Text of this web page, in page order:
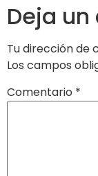
Deja
Tu dirección de
Los campos
Comentario *